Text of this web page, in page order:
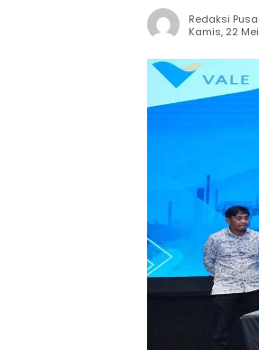
Redaksi
Kamis, 22